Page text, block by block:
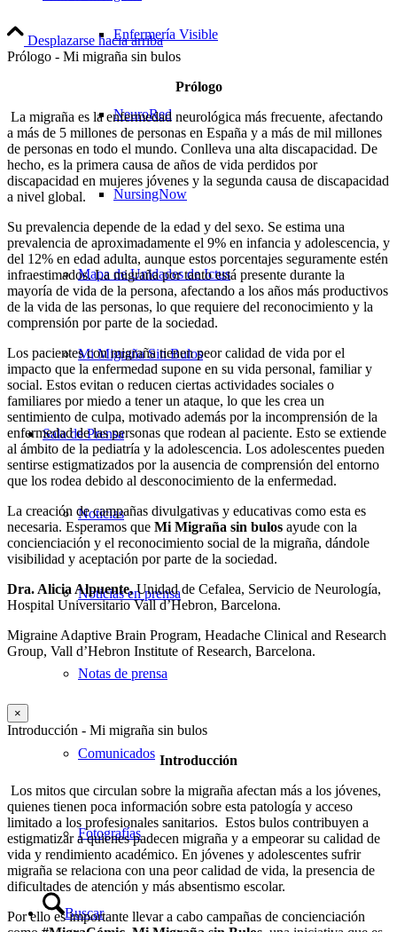
Enfermería Visible
NeuroRed
NursingNow
Mapa de Unidades de Ictus
Mi Migraña Sin Bulos
Sala de Prensa
Noticias
Noticias en prensa
Notas de prensa
Comunicados
Fotografías
Buscar
Desplazarse hacia arriba
Prólogo - Mi migraña sin bulos
Prólogo
La migraña es la enfermedad neurológica más frecuente, afectando
a más de 5 millones de personas en España y a más de mil millones
de personas en todo el mundo. Conlleva una alta discapacidad. De
hecho, es la primera causa de años de vida perdidos por
discapacidad en mujeres jóvenes y la segunda causa de discapacidad
a nivel global.
Su prevalencia depende de la edad y del sexo. Se estima una
prevalencia de aproximadamente el 9% en infancia y adolescencia, y
del 12% en edad adulta, aunque estos porcentajes seguramente estén
infraestimados. La migraña por tanto está presente durante la
mayoría de vida de la persona, afectando a los años más productivos
de la vida de las personas, lo que requiere del reconocimiento y la
comprensión por parte de la sociedad.
Los pacientes con migraña tienen peor calidad de vida por el
impacto que la enfermedad supone en su vida personal, familiar y
social. Estos evitan o reducen ciertas actividades sociales o
familiares por miedo a tener un ataque, lo que les crea un
sentimiento de culpa, motivado además por la incomprensión de la
enfermedad de las personas que rodean al paciente. Esto se extiende
al ámbito de la pediatría y la adolescencia. Los adolescentes pueden
sentirse estigmatizados por la ausencia de comprensión del entorno
que los rodea debido al desconocimiento de la enfermedad.
La creación de campañas divulgativas y educativas como esta es
necesaria. Esperamos que Mi Migraña sin bulos ayude con la
concienciación y el reconocimiento social de la migraña, dándole
visibilidad y aceptación por parte de la sociedad.
Dra. Alicia Alpuente,Unidad de Cefalea, Servicio de Neurología,
Hospital Universitario Vall d’Hebron, Barcelona.
Migraine Adaptive Brain Program, Headache Clinical and Research
Group, Vall d’Hebron Institute of Research, Barcelona.
×
Introducción - Mi migraña sin bulos
Introducción
Los mitos que circulan sobre la migraña afectan más a los jóvenes,
quienes tienen poca información sobre esta patología y acceso
limitado a los profesionales sanitarios. Estos bulos contribuyen a
estigmatizar a quienes padecen migraña y a empeorar su calidad de
vida y rendimiento académico. En jóvenes y adolescentes sufrir
migraña se relaciona con una peor calidad de vida, la presencia de
dificultades de atención y más absentismo escolar.
Por ello es importante llevar a cabo campañas de concienciación